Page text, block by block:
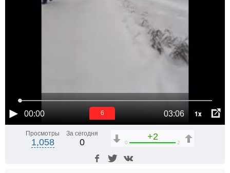
00:00 03:06 1x
6
Просмотры
1,058
За сегодня
0
+2
0 2